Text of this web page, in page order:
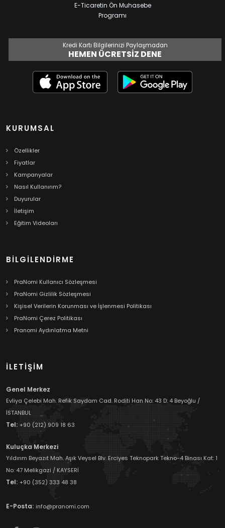
E-Ticaretin Ön Muhasebe
Programı
Kredi Kartı Bilgilerinizi Paylaşmadan
HEMEN ÜCRETSIZ DENE
KURUMSAL
Özellikler
Fiyatlar
Kampanyalar
Nasıl Kullanırım?
Duyurular
İletişim
Eğitim Videoları
BILGILENDIRME
PraNomi Kullanıcı Sözleşmesi
PraNomi Gizlilik Sözleşmesi
Kişisel Verilerin Korunması ve İşlenmesi Politikası
PraNomi Çerez Politikası
Pranomi Aydınlatma Metni
İLETİŞİM
Genel Merkez
Evliya Çelebi Mah. Refik Saydam Cad. Roditi Han No: 43 D: 4 Beyoğlu /
İSTANBUL
Tel: +90 (212) 909 18 63
Kuluçka Merkezi
Yıldırım Beyazıt Mah. Aşık Veysel Blv. Erciyes Teknopark Tekno-4 Binası Kat: 1
No: 47 Melikgazi / KAYSERİ
Tel: +90 (352) 333 48 38
E-Posta: info@pranomi.com